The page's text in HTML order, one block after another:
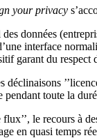
your privacy
données
interface
garant du
déclinaisons
toute la
flux’’, le recours à
en quasi temps